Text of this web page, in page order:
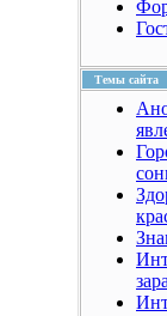
Темы сайта